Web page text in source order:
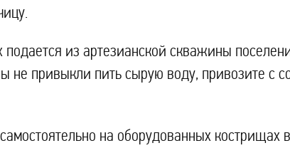
подается из артезианской скважины
не привыкли пить сырую воду, привозите с
на оборудованных кострищах